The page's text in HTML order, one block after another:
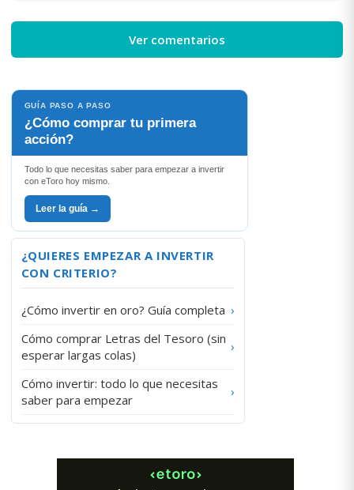
Ver comentarios
GUÍA PASO A PASO
¿Cómo comprar tu primera
acción?
Todo lo que necesitas saber para empezar a invertir
con eToro hoy mismo.
Leer la guía →
¿QUIERES EMPEZAR A INVERTIR
CON CRITERIO?
¿Cómo invertir en oro? Guía completa ›
Cómo comprar Letras del Tesoro (sin
esperar largas colas)
›
Cómo invertir: todo lo que necesitas
saber para empezar
›